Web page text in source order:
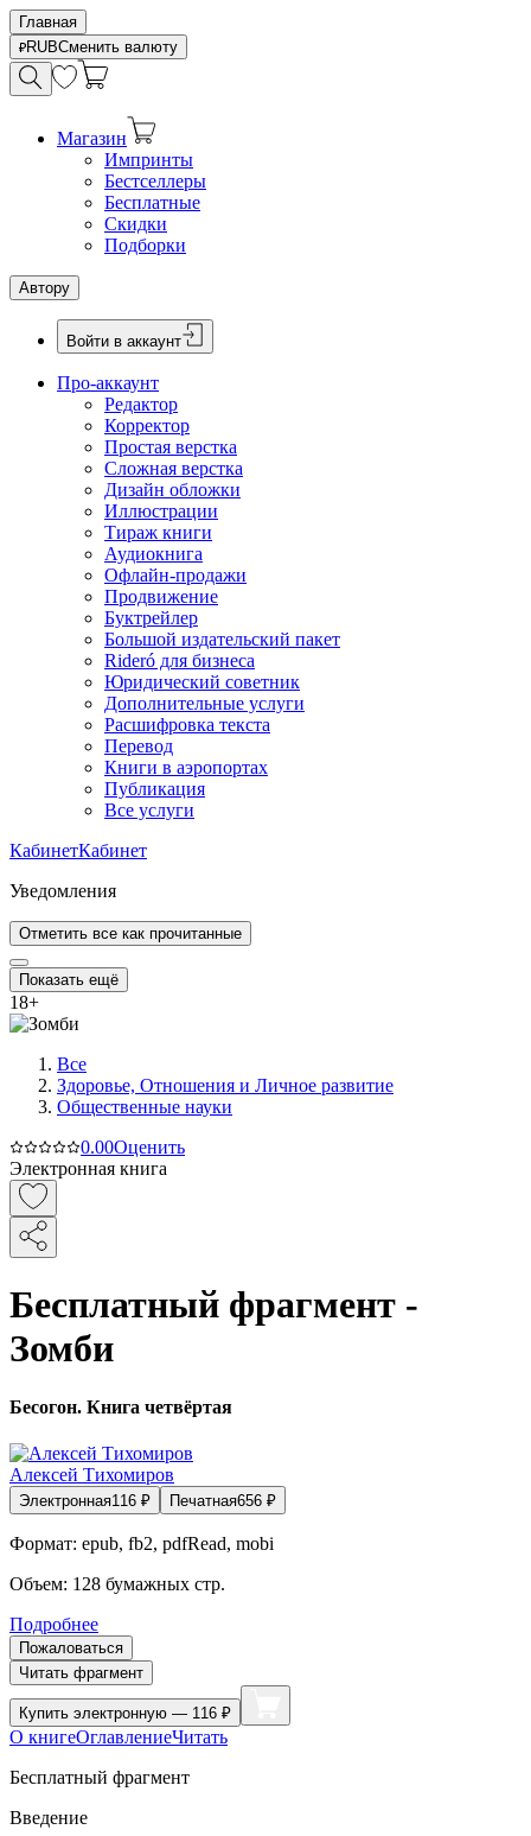
Главная
RUBСменить валюту
Магазин
Импринты
Бестселлеры
Бесплатные
Скидки
Подборки
Автору
Войти в аккаунт
Про-аккаунт
Редактор
Корректор
Простая верстка
Сложная верстка
Дизайн обложки
Иллюстрации
Тираж книги
Аудиокнига
Офлайн-продажи
Продвижение
Буктрейлер
Большой издательский пакет
Rideró для бизнеса
Юридический советник
Дополнительные услуги
Расшифровка текста
Перевод
Книги в аэропортах
Публикация
Все услуги
КабинетКабинет
Уведомления
Отметить все как прочитанные
Показать ещё
18+
Все
Здоровье, Отношения и Личное развитие
Общественные науки
0.00Оценить
Электронная книга
Бесплатный фрагмент -
Зомби
Бесогон. Книга четвёртая
Алексей Тихомиров
Электронная116 ₽ Печатная656 ₽
Формат: epub, fb2, pdfRead, mobi
Объем: 128 бумажных стр.
Подробнее
Пожаловаться
Читать фрагмент
Купить электронную — 116 ₽
О книгеОглавлениеЧитать
Бесплатный фрагмент
Введение